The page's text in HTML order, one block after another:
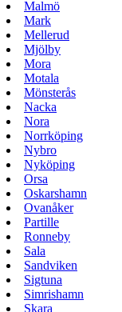
Malmö
Mark
Mellerud
Mjölby
Mora
Motala
Mönsterås
Nacka
Nora
Norrköping
Nybro
Nyköping
Orsa
Oskarshamn
Ovanåker
Partille
Ronneby
Sala
Sandviken
Sigtuna
Simrishamn
Skara